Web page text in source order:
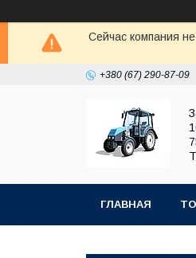
Сейчас компания
+380 (67) 290-87-09
ГЛАВНАЯ